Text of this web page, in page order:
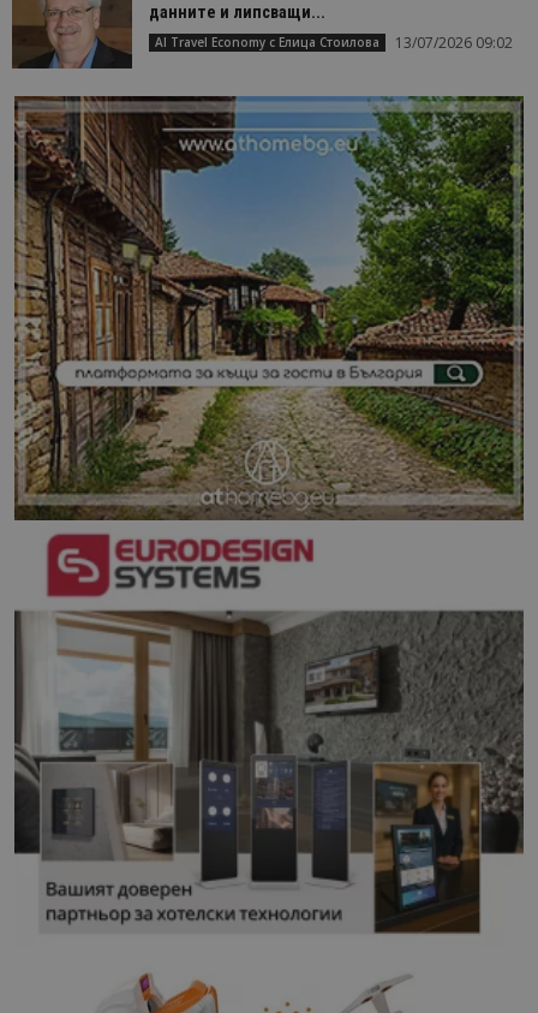
данните и липсващи...
AI Travel Economy с Елица Стоилова 13/07/2026 09:02